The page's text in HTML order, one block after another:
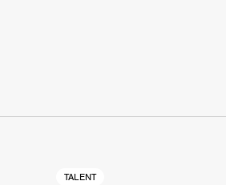
TALENT